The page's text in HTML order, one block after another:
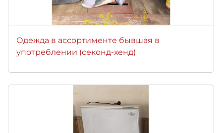
Одежда в ассортименте бывшая в
употреблении (секонд-хенд)